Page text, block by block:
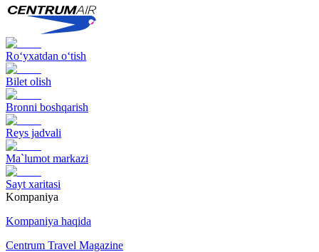
Ro‘yxatdan o‘tish
Bilet olish
Bronni boshqarish
Reys jadvali
Ma`lumot markazi
Sayt xaritasi
Kompaniya
Kompaniya haqida
Centrum Travel Magazine